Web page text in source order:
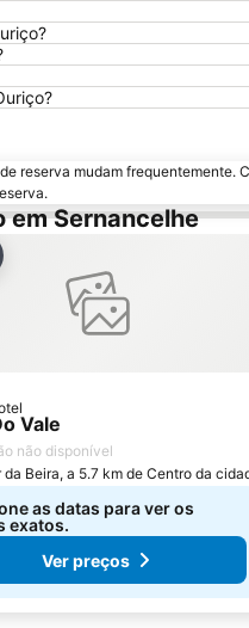
reserva mudam
em Sernancelhe
aos favoritos
Vale
não disponível
da Beira, a 5.7 km de Centro da
as datas para ver os
exatos.
Ver preços